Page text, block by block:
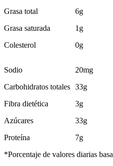
Grasa total
Grasa saturada
Colesterol
6g
1g
0g
Sodio
Carbohidratos totales
Fibra dietética
Azúcares
Proteína
20mg
33g
3g
33g
7g
*Porcentaje de valores diarias